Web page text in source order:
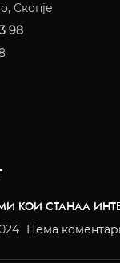
Скопје
98
КОИ СТАНАА
Нема